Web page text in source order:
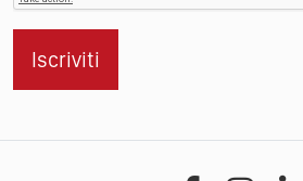
Iscriviti